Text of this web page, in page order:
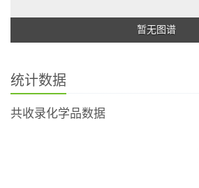
暂无图谱
统计数据
共收录化学品数据